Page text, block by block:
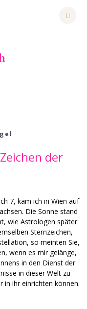
der
7, kam ich in Wien auf
Die Sonne stand
wie Astrologen später
Sternzeichen,
so meinten Sie,
wenn es mir gelänge,
in den Dienst der
in dieser Welt zu
in ihr einrichten können.